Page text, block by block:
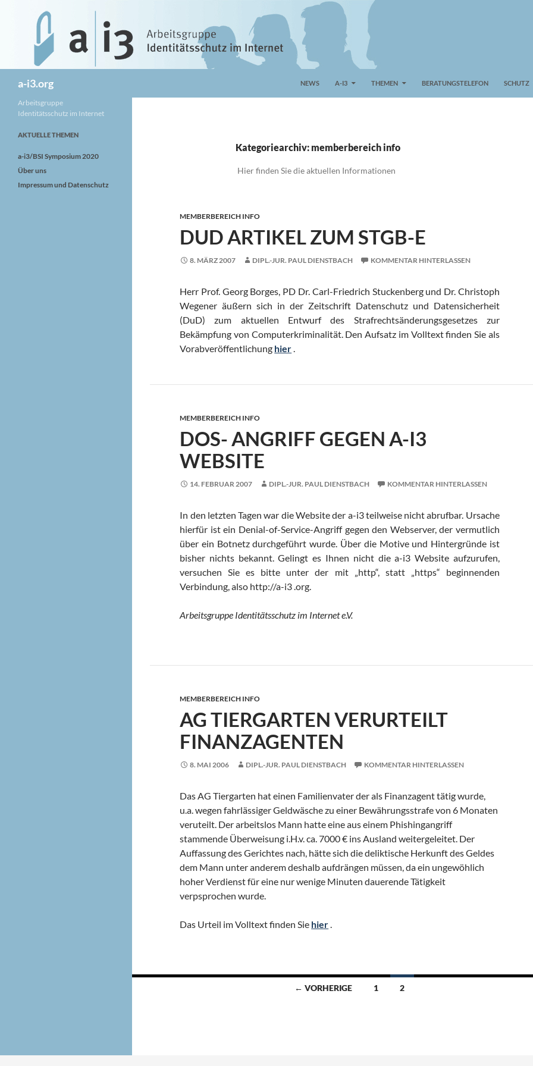
a-i3.org NEWS A-I3 THEMEN BERATUNGSTELEFON SCHUTZ
Kategoriearchiv: memberbereich info
Hier finden Sie die aktuellen Informationen
MEMBERBEREICH INFO
DUD ARTIKEL ZUM STGB-E
8. MÄRZ 2007 DIPL.-JUR. PAUL DIENSTBACH KOMMENTAR HINTERLASSEN
Herr Prof. Georg Borges, PD Dr. Carl-Friedrich Stuckenberg und Dr. Christoph
Wegener äußern sich in der Zeitschrift Datenschutz und Datensicherheit
(DuD) zum aktuellen Entwurf des Strafrechtsänderungsgesetzes zur
Bekämpfung von Computerkriminalität. Den Aufsatz im Volltext finden Sie als
Vorabveröffentlichung hier.
MEMBERBEREICH INFO
DOS- ANGRIFF GEGEN A-I3
WEBSITE
14. FEBRUAR 2007 DIPL.-JUR. PAUL DIENSTBACH KOMMENTAR HINTERLASSEN
In den letzten Tagen war die Website der a-i3 teilweise nicht abrufbar. Ursache
hierfür ist ein Denial-of-Service-Angriff gegen den Webserver, der vermutlich
über ein Botnetz durchgeführt wurde. Über die Motive und Hintergründe ist
bisher nichts bekannt. Gelingt es Ihnen nicht die a-i3 Website aufzurufen,
versuchen Sie es bitte unter der mit „http“, statt „https“ beginnenden
Verbindung, also http://a-i3 .org.
Arbeitsgruppe Identitätsschutz im Internet e.V.
MEMBERBEREICH INFO
AG TIERGARTEN VERURTEILT
FINANZAGENTEN
8. MAI 2006 DIPL.-JUR. PAUL DIENSTBACH KOMMENTAR HINTERLASSEN
Das AG Tiergarten hat einen Familienvater der als Finanzagent tätig wurde,
u.a. wegen fahrlässiger Geldwäsche zu einer Bewährungsstrafe von 6 Monaten
veruteilt. Der arbeitslos Mann hatte eine aus einem Phishingangriff
stammende Überweisung i.H.v. ca. 7000 € ins Ausland weitergeleitet. Der
Auffassung des Gerichtes nach, hätte sich die deliktische Herkunft des Geldes
dem Mann unter anderem deshalb aufdrängen müssen, da ein ungewöhlich
hoher Verdienst für eine nur wenige Minuten dauerende Tätigkeit
verpsprochen wurde.
Das Urteil im Volltext finden Sie hier.
← VORHERIGE 1 2
Arbeitsgruppe
Identitätsschutz im Internet
AKTUELLE THEMEN
a-i3/BSI Symposium 2020
Über uns
Impressum und Datenschutz